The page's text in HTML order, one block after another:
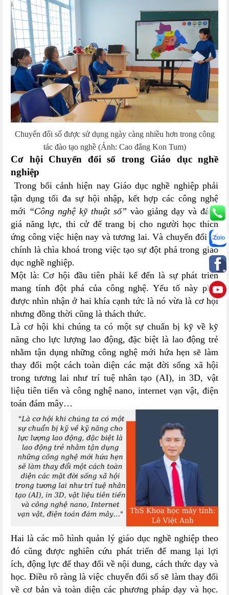
Chuyển đổi số được sử dụng ngày càng nhiều hơn trong công
tác đào tạo nghề (Ảnh: Cao đẳng Kon Tum)
Cơ hội Chuyển đổi số trong Giáo dục nghề
nghiệp
Trong bối cảnh hiện nay Giáo dục nghề nghiệp phải
tận dụng tối đa sự hội nhập, kết hợp các công nghệ
mới “Công nghệ kỹ thuật số” vào giảng dạy và đánh
giá năng lực, thi cử để trang bị cho người học thích
ứng công việc hiện nay và tương lai. Và chuyển đổi số
chính là chìa khoá trong việc tạo sự đột phá trong giáo
dục nghề nghiệp.
Một là: Cơ hội đầu tiên phải kể đến là sự phát triển
mang tính đột phá của công nghệ. Yếu tố này phải
được nhìn nhận ở hai khía cạnh tức là nó vừa là cơ hội
nhưng đồng thời cũng là thách thức.
Là cơ hội khi chúng ta có một sự chuẩn bị kỹ về kỹ
năng cho lực lượng lao động, đặc biệt là lao động trẻ
nhằm tận dụng những công nghệ mới hứa hẹn sẽ làm
thay đổi một cách toàn diện các mặt đời sống xã hội
trong tương lai như trí tuệ nhân tạo (AI), in 3D, vật
liệu tiên tiến và công nghệ nano, internet vạn vật, điện
toán đám mây…
Hai là các mô hình quản lý giáo dục nghề nghiệp theo
đó cũng được nghiên cứu phát triển để mang lại lợi
ích, động lực để thay đổi về nội dung, cách thức dạy và
học. Điều rõ ràng là việc chuyển đổi số sẽ làm thay đổi
về cơ bản và toàn diện các phương pháp dạy và học.